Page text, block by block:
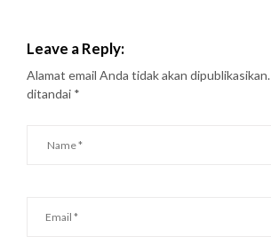
Leave a Reply:
Alamat email Anda tidak akan dipublikasikan.
ditandai *